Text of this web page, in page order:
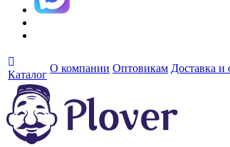
Каталог
О компании Оптовикам Доставка и